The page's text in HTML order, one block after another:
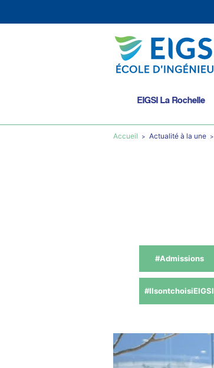
EIGSI La Rochelle
Accueil Actualité à la une
#Admissions
#IlsontchoisiEIGSI